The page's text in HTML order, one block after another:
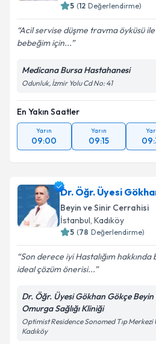
5 (12 Değerlendirme)
Acil servise düşme travma öyküsü
bebeğim için...
Medicana Bursa Hastahanesi
Odunluk, İzmir Yolu Cd No: 41
En Yakın Saatler
Yarın
09:00
Yarın
09:15
Dr. Öğr. Üyesi
Beyin ve Sinir Cerrahisi
İstanbul, Kadıköy
5 (78 Değerlendirme)
Son derece iyi Hastalığım
ideal çözüm önerisi...
Dr. Öğr. Üyesi Gökhan Gökçe Beyin
Omurga Sağlığı Kliniği
Optimist Residence Sonomed Tıp
Kadıköy